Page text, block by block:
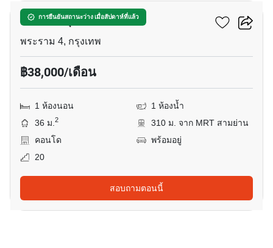
การยืนยันสถานะว่าง เมื่อสัปดาห์ที่แล้ว
คัลเจอร์ จุฬา
พระราม 4, กรุงเทพ
฿38,000/เดือน
1 ห้องนอน
1 ห้องน้ำ
36 ม.2
310 ม. จาก MRT สามย่าน
คอนโด
พร้อมอยู่
20
สอบถามตอนนี้